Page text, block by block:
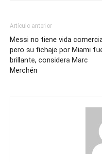
Artículo anterior
Messi no tiene vida
pero su fichaje por Miami
brillante, considera Marc
Merchén